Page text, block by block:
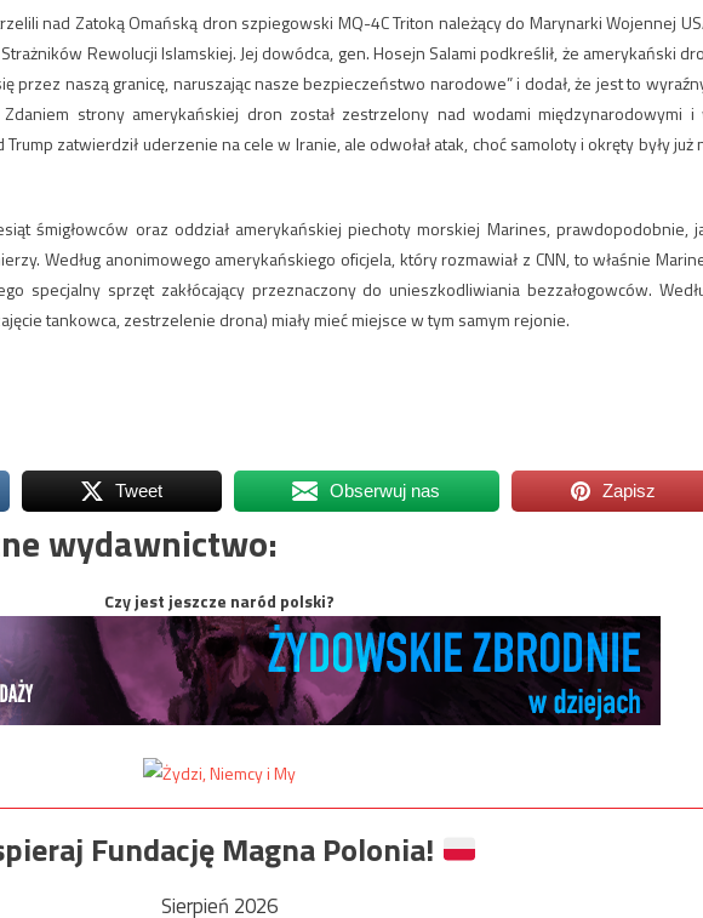
nad Zatoką Omańską dron szpiegowski MQ-4C Triton należący do Marynarki Wojennej
Rewolucji Islamskiej. Jej dowódca, gen. Hosejn Salami podkreślił, że amerykański
przez naszą granicę, naruszając nasze bezpieczeństwo narodowe” i dodał, że jest to
Zdaniem strony amerykańskiej dron został zestrzelony nad wodami międzynarodowymi i
zatwierdził uderzenie na cele w Iranie, ale odwołał atak, choć samoloty i okręty były już
śmigłowców oraz oddział amerykańskiej piechoty morskiej Marines, prawdopodobnie,
Według anonimowego amerykańskiego oficjela, który rozmawiał z CNN, to właśnie
specjalny sprzęt zakłócający przeznaczony do unieszkodliwiania bezzałogowców.
tankowca, zestrzelenie drona) miały mieć miejsce w tym samym rejonie.
Tweet Obserwuj nas Zapisz
wydawnictwo:
Czy jest jeszcze naród polski?
Fundację Magna Polonia!
Sierpień 2026